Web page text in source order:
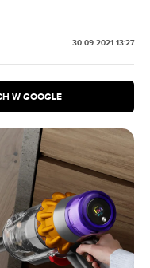
30.09.2021 13:27
W GOOGLE